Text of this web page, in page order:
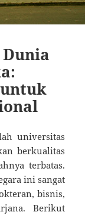
universitas
berkualitas
terbatas.
ini sangat
bisnis,
Berikut